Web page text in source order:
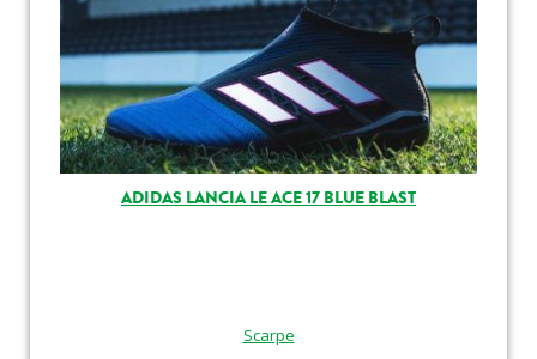
ADIDAS LANCIA LE ACE 17 BLUE BLAST
Scarpe